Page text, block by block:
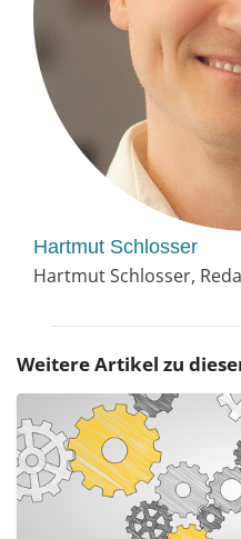
Hartmut Schlosser
Hartmut Schlosser,
Weitere Artikel zu